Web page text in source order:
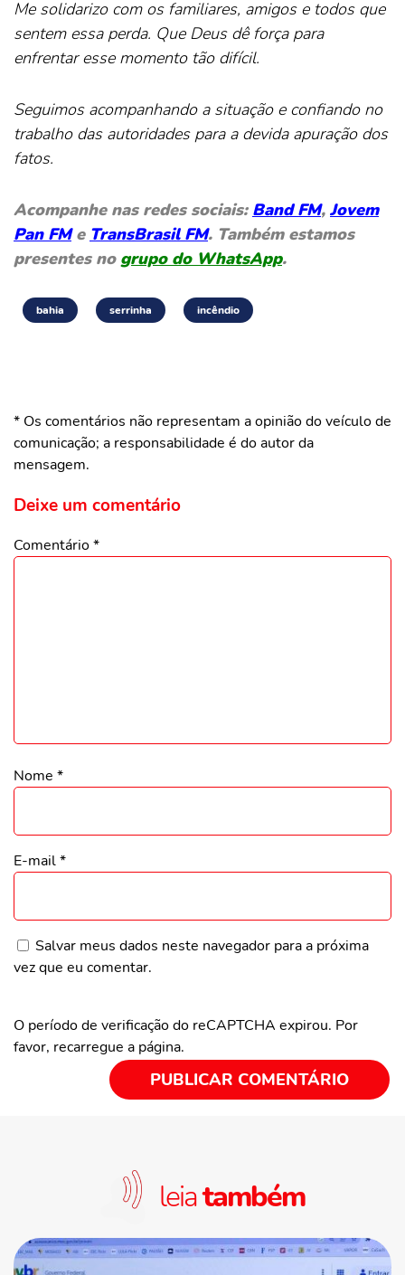
Me solidarizo com os familiares, amigos e todos que
sentem essa perda. Que Deus dê força para
enfrentar esse momento tão difícil.
Seguimos acompanhando a situação e confiando no
trabalho das autoridades para a devida apuração dos
fatos.
Acompanhe nas redes sociais: Band FM, Jovem
Pan FMe TransBrasil FM. Também estamos
presentes no grupo do WhatsApp.
bahia serrinha incêndio
* Os comentários não representam a opinião do veículo de
comunicação; a responsabilidade é do autor da
mensagem.
Deixe um comentário
Comentário*
Nome *
E-mail*
Salvar meus dados neste navegador para a próxima
vez que eu comentar.
O período de verificação do reCAPTCHA expirou. Por
favor, recarregue a página.
leiatambém